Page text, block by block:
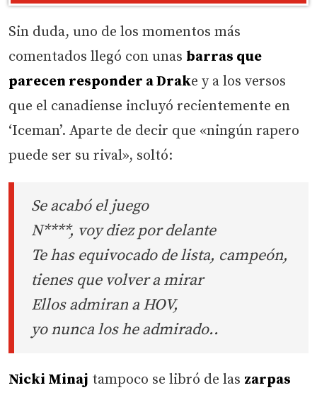
Sin duda, uno de los momentos más
comentados llegó con unas barras que
parecen responder a Drake y a los versos
que el canadiense incluyó recientemente en
‘Iceman’. Aparte de decir que «ningún rapero
puede ser su rival», soltó:
Se acabó el juego
N****, voy diez por delante
Te has equivocado de lista, campeón,
tienes que volver a mirar
Ellos admiran a HOV,
yo nunca los he admirado..
Nicki Minaj tampoco se libró de las zarpas